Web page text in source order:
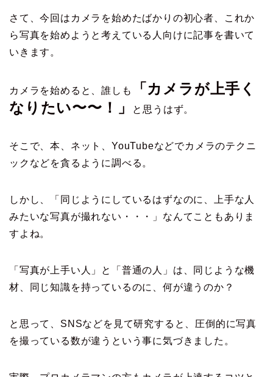
さて、今回はカメラを始めたばかりの初心者、これか
ら写真を始めようと考えている人向けに記事を書いて
いきます。
カメラを始めると、誰しも
「カメラが上手く
なりたい〜〜！」
と思うはず。
そこで、本、ネット、YouTubeなどでカメラのテクニ
ックなどを貪るように調べる。
しかし、「同じようにしているはずなのに、上手な人
みたいな写真が撮れない・・・」なんてこともありま
すよね。
「写真が上手い人」と「普通の人」は、同じような機
材、同じ知識を持っているのに、何が違うのか？
と思って、SNSなどを見て研究すると、圧倒的に写真
を撮っている数が違うという事に気づきました。